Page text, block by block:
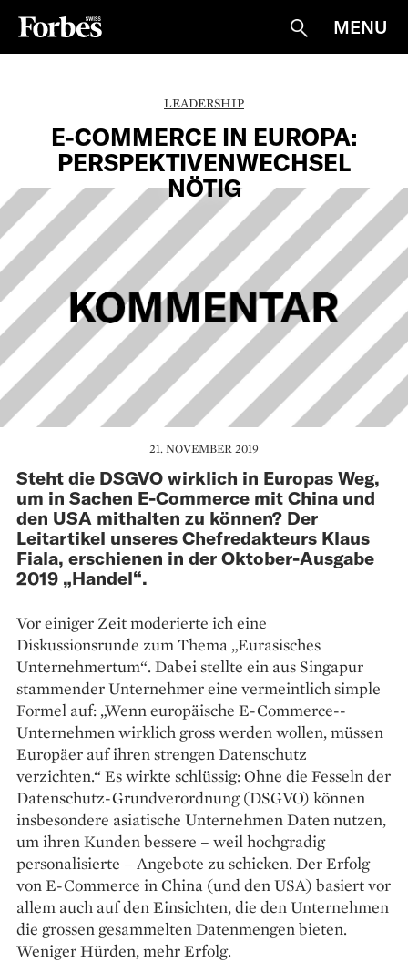
Suche
MENU
LEADERSHIP
E-COMMERCE IN EUROPA:
PERSPEKTIVENWECHSEL
NÖTIG
21. NOVEMBER 2019
Steht die DSGVO wirklich in Europas Weg,
um in Sachen E-Commerce mit China und
den USA mithalten zu können? Der
Leitartikel unseres Chefredakteurs Klaus
Fiala, erschienen in der Oktober-Ausgabe
2019 „Handel“.
Vor einiger Zeit moderierte ich eine
Diskussionsrunde zum Thema „Eurasisches
Unternehmertum“. Dabei stellte ein aus Singapur
stammender Unternehmer eine vermeintlich simple
Formel auf: „Wenn europäische E-Commerce-­
Unternehmen wirklich gross werden wollen, müssen
Europäer auf ihren strengen Datenschutz
verzichten.“ Es wirkte schlüssig: Ohne die Fesseln der
Datenschutz-Grundverordnung (DSGVO) können
insbesondere asiatische Unternehmen Daten nutzen,
um ihren Kunden bessere – weil hochgradig
personalisierte – Angebote zu schicken. Der Erfolg
von E-Commerce in China (und den USA) basiert vor
allem auch auf den Einsichten, die den Unternehmen
die grossen gesammelten Datenmengen bieten.
Weniger Hürden, mehr Erfolg.